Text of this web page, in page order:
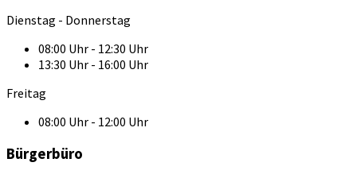
Dienstag - Donnerstag
08:00 Uhr - 12:30 Uhr
13:30 Uhr - 16:00 Uhr
Freitag
08:00 Uhr - 12:00 Uhr
Bürgerbüro